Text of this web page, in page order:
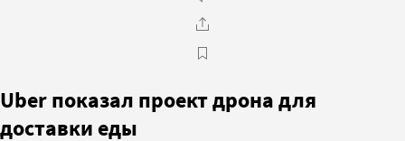
Uber показал проект дрона для
доставки еды